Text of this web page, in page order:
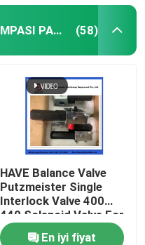
PUTZMEISTER BETON POMPASI PARÇALARI (58)
HAVE Balance Valve
Putzmeister Single
Interlock Valve 400
440 Solenoid Valve For
Concrete Pump
En iyi fiyat